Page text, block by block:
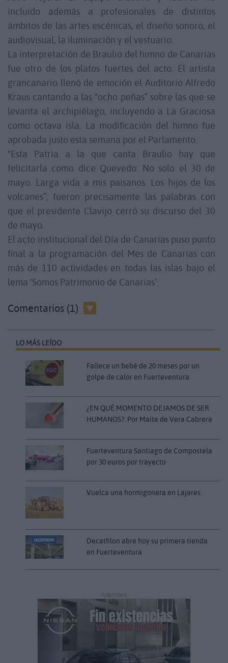
incluido además a profesionales de distintos
ámbitos de las artes escénicas, el diseño sonoro, el
audiovisual, la iluminación y el vestuario.
La interpretación de Braulio del himno de Canarias
fue otro de los platos fuertes del acto. El artista
grancanario llenó de emoción el Auditorio Alfredo
Kraus cantando a las “ocho peñas” sobre las que se
levanta el archipiélago, incluyendo a La Graciosa
como octava isla. La modificación del himno fue
aprobada justo esta semana por el Parlamento.
“Esta Patria a la que canta Braulio hay que
felicitarla como dice Quevedo: No solo el 30 de
mayo. Larga vida a mis paisanos. Los hijos de los
volcanes”, fueron precisamente las palabras con
que el presidente Clavijo cerró su discurso del 30
de mayo.
El acto institucional del Día de Canarias puso punto
final a la programación del Mes de Canarias con
más de 110 actividades en todas las islas bajo el
lema ‘Somos Patrimonio de Canarias’.
Comentarios (1)
LO MÁS LEÍDO
Fallece un bebé de 20 meses por un
golpe de calor en Fuerteventura
¿EN QUÉ MOMENTO DEJAMOS DE SER
HUMANOS?. Por Maite de Vera Cabrera
Fuerteventura Santiago de Compostela
por 30 euros por trayecto
Vuelca una hormigonera en Lajares
Decathlon abre hoy su primera tienda
en Fuerteventura
PUBLICIDAD